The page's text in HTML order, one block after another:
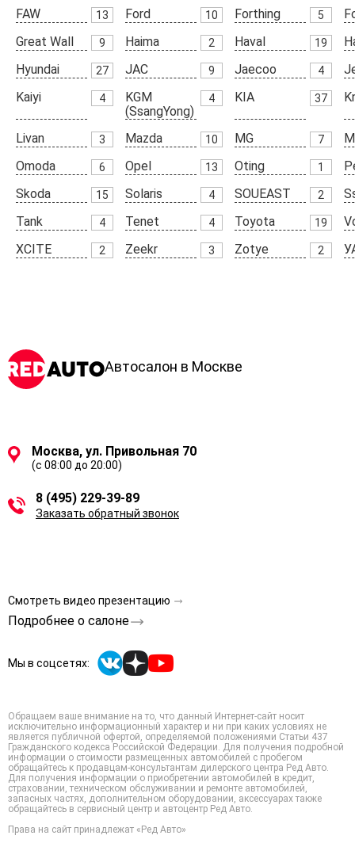
FAW
13 Ford 10 Forthing 5
Great Wall
9 Haima 2 Haval 19
Hyundai
27 JAC 9 Jaecoo 4
Kaiyi
4
KGM
(SsangYong)
4 KIA 37
Livan 3 Mazda 10 MG 7
Omoda
6 Opel 13 Oting 1
Skoda
15 Solaris 4 SOUEAST 2
Tank
4 Tenet 4 Toyota 19
XCITE
2 Zeekr 3 Zotye 2
Автосалон в Москве
Москва, ул. Привольная 70
(с 08:00 до 20:00)
8 (495) 229-39-89
Заказать обратный звонок
Смотреть видео презентацию
Подробнее о салоне
Мы в соцсетях:
Обращаем ваше внимание на то, что данный Интернет-сайт носит
исключительно информационный характер и ни при каких условиях не
является публичной офертой, определяемой положениями Статьи 437
Гражданского кодекса Российской Федерации. Для получения подробной
информации о стоимости размещенных автомобилей с пробегом
обращайтесь к продавцам-консультантам дилерского центра Ред Авто.
Для получения информации о приобретении автомобилей в кредит,
страховании, техническом обслуживании и ремонте автомобилей,
запасных частях, дополнительном оборудовании, аксессуарах также
обращайтесь в сервисный центр и автоцентр Ред Авто.
Права на сайт принадлежат «Ред Авто»